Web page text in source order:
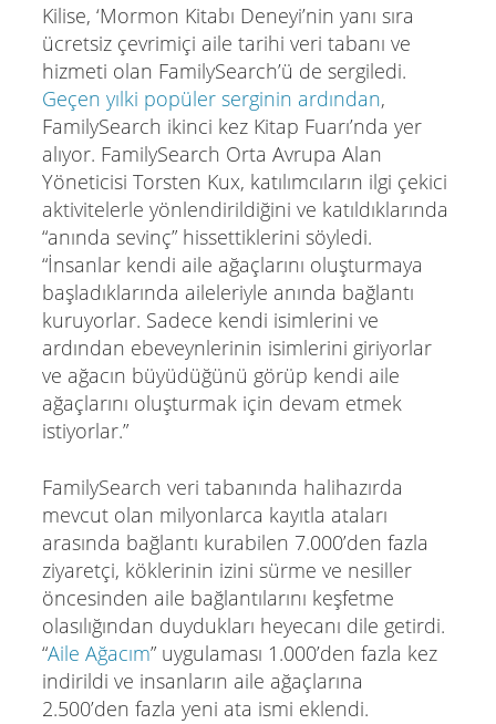
Kilise, ‘Mormon Kitabı Deneyi’nin yanı sıra
ücretsiz çevrimiçi aile tarihi veri tabanı ve
hizmeti olan FamilySearch’ü de sergiledi.
Geçen yılki popüler serginin ardından,
FamilySearch ikinci kez Kitap Fuarı’nda yer
alıyor. FamilySearch Orta Avrupa Alan
Yöneticisi Torsten Kux, katılımcıların ilgi çekici
aktivitelerle yönlendirildiğini ve katıldıklarında
“anında sevinç” hissettiklerini söyledi.
“İnsanlar kendi aile ağaçlarını oluşturmaya
başladıklarında aileleriyle anında bağlantı
kuruyorlar. Sadece kendi isimlerini ve
ardından ebeveynlerinin isimlerini giriyorlar
ve ağacın büyüdüğünü görüp kendi aile
ağaçlarını oluşturmak için devam etmek
istiyorlar.”
FamilySearch veri tabanında halihazırda
mevcut olan milyonlarca kayıtla ataları
arasında bağlantı kurabilen 7.000’den fazla
ziyaretçi, köklerinin izini sürme ve nesiller
öncesinden aile bağlantılarını keşfetme
olasılığından duydukları heyecanı dile getirdi.
“Aile Ağacım” uygulaması 1.000’den fazla kez
indirildi ve insanların aile ağaçlarına
2.500’den fazla yeni ata ismi eklendi.